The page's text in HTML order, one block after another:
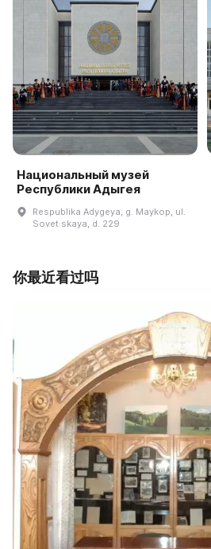
Национальный музей
Республики Адыгея
Respublika Adygeya, g. Maykop, ul.
Sovet·skaya, d. 229
你最近看过吗